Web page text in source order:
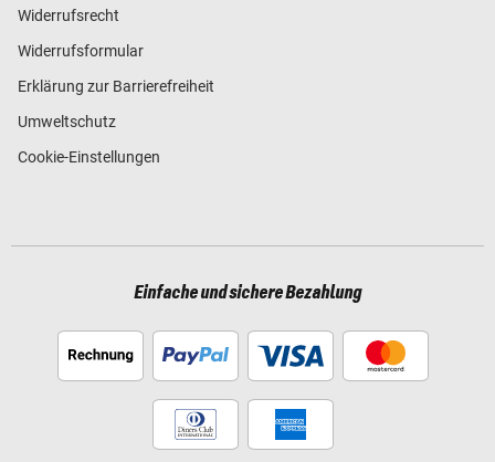
Widerrufsrecht
Widerrufsformular
Erklärung zur Barrierefreiheit
Umweltschutz
Cookie-Einstellungen
Einfache und sichere Bezahlung